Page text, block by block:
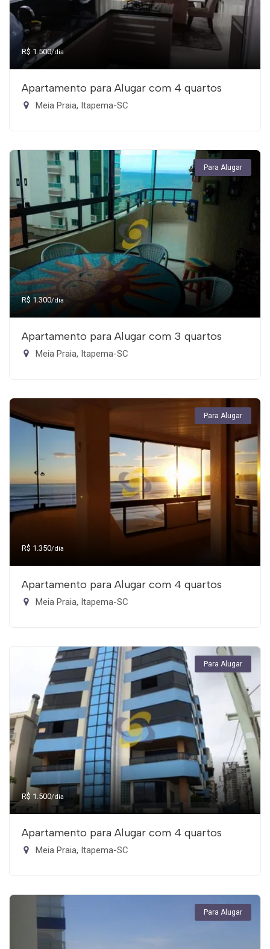
R$ 1.500/dia
Apartamento para Alugar com 4 quartos
Meia Praia, Itapema-SC
Para Alugar
R$ 1.300/dia
Apartamento para Alugar com 3 quartos
Meia Praia, Itapema-SC
Para Alugar
R$ 1.350/dia
Apartamento para Alugar com 4 quartos
Meia Praia, Itapema-SC
Para Alugar
R$ 1.500/dia
Apartamento para Alugar com 4 quartos
Meia Praia, Itapema-SC
Para Alugar